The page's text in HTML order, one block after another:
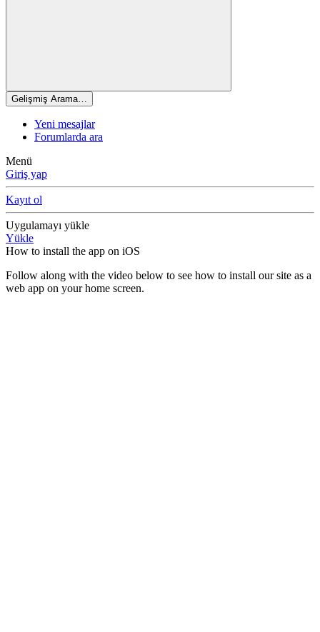
Gelişmiş Arama…
Yeni mesajlar
Forumlarda ara
Menü
Giriş yap
Kayıt ol
Uygulamayı yükle
Yükle
How to install the app on iOS
Follow along with the video below to see how to install our site as a
web app on your home screen.